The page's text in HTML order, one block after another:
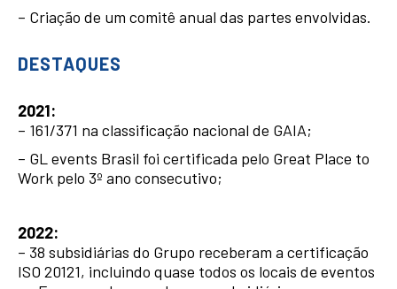
– Criação de um comitê anual das partes envolvidas.
DESTAQUES
2021:
– 161/371 na classificação nacional de GAIA;
– GL events Brasil foi certificada pelo Great Place to
Work pelo 3º ano consecutivo;
2022:
– 38 subsidiárias do Grupo receberam a certificação
ISO 20121, incluindo quase todos os locais de eventos